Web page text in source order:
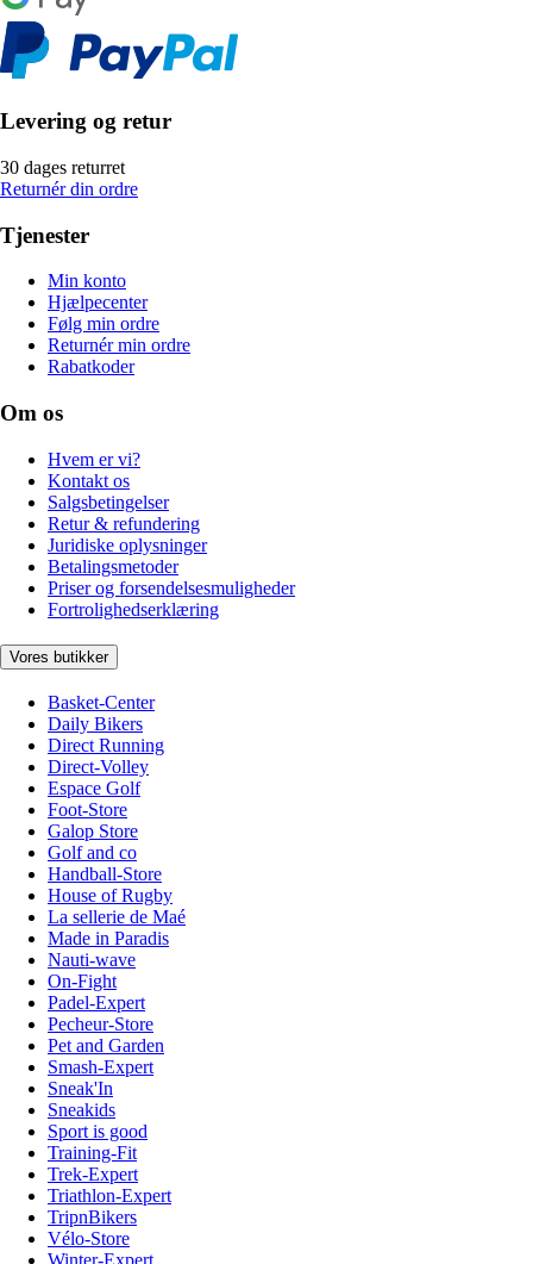
Levering og retur
30 dages returret
Returnér din ordre
Tjenester
Min konto
Hjælpecenter
Følg min ordre
Returnér min ordre
Rabatkoder
Om os
Hvem er vi?
Kontakt os
Salgsbetingelser
Retur & refundering
Juridiske oplysninger
Betalingsmetoder
Priser og forsendelsesmuligheder
Fortrolighedserklæring
Vores butikker
Basket-Center
Daily Bikers
Direct Running
Direct-Volley
Espace Golf
Foot-Store
Galop Store
Golf and co
Handball-Store
House of Rugby
La sellerie de Maé
Made in Paradis
Nauti-wave
On-Fight
Padel-Expert
Pecheur-Store
Pet and Garden
Smash-Expert
Sneak'In
Sneakids
Sport is good
Training-Fit
Trek-Expert
Triathlon-Expert
TripnBikers
Vélo-Store